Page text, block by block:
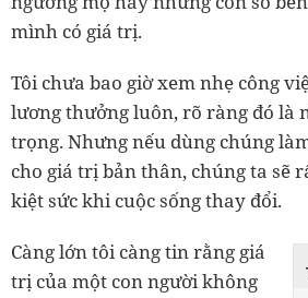
mình có giá trị.
Tôi chưa bao giờ xem nhẹ công
lương thưởng luôn, rõ ràng đó là
trọng. Nhưng nếu dùng chúng
cho giá trị bản thân, chúng ta sẽ
kiệt sức khi cuộc sống thay đổi.
Càng lớn tôi càng tin rằng giá
trị của một con người không